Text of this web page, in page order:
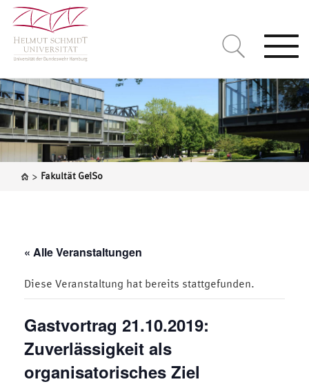
> Fakultät GeiSo
« Alle Veranstaltungen
Diese Veranstaltung hat bereits stattgefunden.
Gastvortrag 21.10.2019:
Zuverlässigkeit als
organisatorisches Ziel